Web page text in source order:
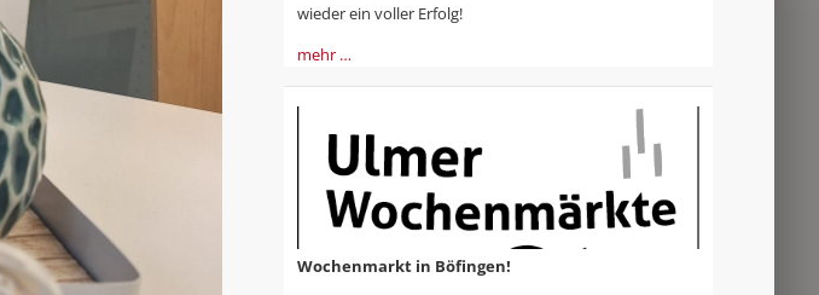
wieder ein voller Erfolg!
mehr …
Wochenmarkt in Böfingen!